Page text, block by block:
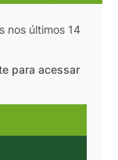
nos últimos 14
para acessar